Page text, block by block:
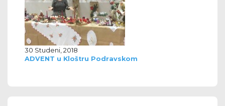
30 Studeni, 2018
ADVENT u Kloštru Podravskom